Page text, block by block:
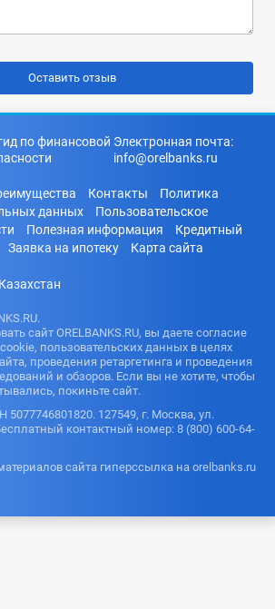
по финансовой Электронная почта:
info@orelbanks.ru
Контакты
Политика
данных
Пользовательское
Полезная информация
Кредитный
Заявка на ипотеку Карта сайта
Казахстан
сайт ORELBANKS.RU, вы даете согласие
пользовательских данных в целях
проведения ретаргетинга и проведения
и обзоров. Если вы не хотите, чтобы
покиньте сайт.
127549, г. Москва, ул.
контактный номер: 8 (800) 600-64-
сайта гиперссылка на orelbanks.ru